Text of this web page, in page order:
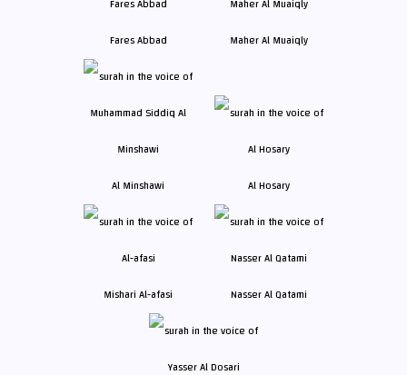
Fares Abbad Maher Al Muaiqly
Al Minshawi Al Hosary
Mishari Al-afasi Nasser Al Qatami